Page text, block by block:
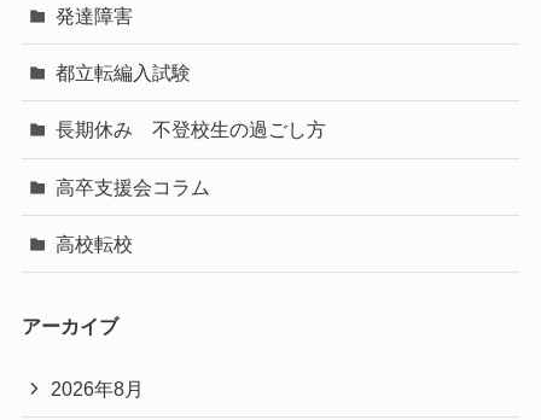
発達障害
都立転編入試験
長期休み 不登校生の過ごし方
高卒支援会コラム
高校転校
アーカイブ
2026年8月